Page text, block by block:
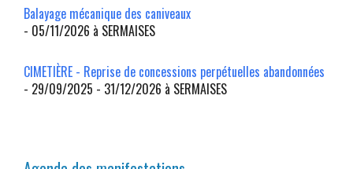
Balayage mécanique des caniveaux
- 05/11/2026 à SERMAISES
CIMETIÈRE - Reprise de concessions perpétuelles abandonnées
- 29/09/2025 - 31/12/2026 à SERMAISES